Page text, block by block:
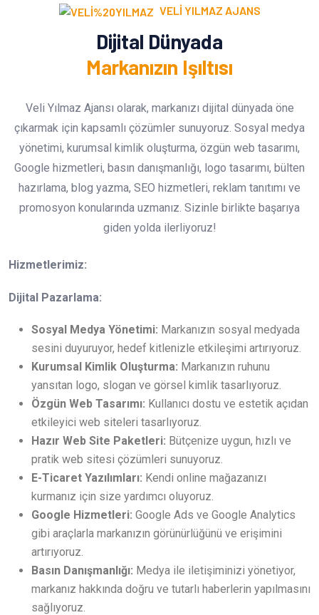
VELİ YILMAZ AJANS
Dijital Dünyada
Markanızın Işıltısı
Veli Yılmaz Ajansı olarak, markanızı dijital dünyada öne
çıkarmak için kapsamlı çözümler sunuyoruz. Sosyal medya
yönetimi, kurumsal kimlik oluşturma, özgün web tasarımı,
Google hizmetleri, basın danışmanlığı, logo tasarımı, bülten
hazırlama, blog yazma, SEO hizmetleri, reklam tanıtımı ve
promosyon konularında uzmanız. Sizinle birlikte başarıya
giden yolda ilerliyoruz!
Hizmetlerimiz:
Dijital Pazarlama:
Sosyal Medya Yönetimi: Markanızın sosyal medyada
sesini duyuruyor, hedef kitlenizle etkileşimi artırıyoruz.
Kurumsal Kimlik Oluşturma: Markanızın ruhunu
yansıtan logo, slogan ve görsel kimlik tasarlıyoruz.
Özgün Web Tasarımı: Kullanıcı dostu ve estetik açıdan
etkileyici web siteleri tasarlıyoruz.
Hazır Web Site Paketleri: Bütçenize uygun, hızlı ve
pratik web sitesi çözümleri sunuyoruz.
E-Ticaret Yazılımları: Kendi online mağazanızı
kurmanız için size yardımcı oluyoruz.
Google Hizmetleri: Google Ads ve Google Analytics
gibi araçlarla markanızın görünürlüğünü ve erişimini
artırıyoruz.
Basın Danışmanlığı: Medya ile iletişiminizi yönetiyor,
markanız hakkında doğru ve tutarlı haberlerin yapılmasını
sağlıyoruz.